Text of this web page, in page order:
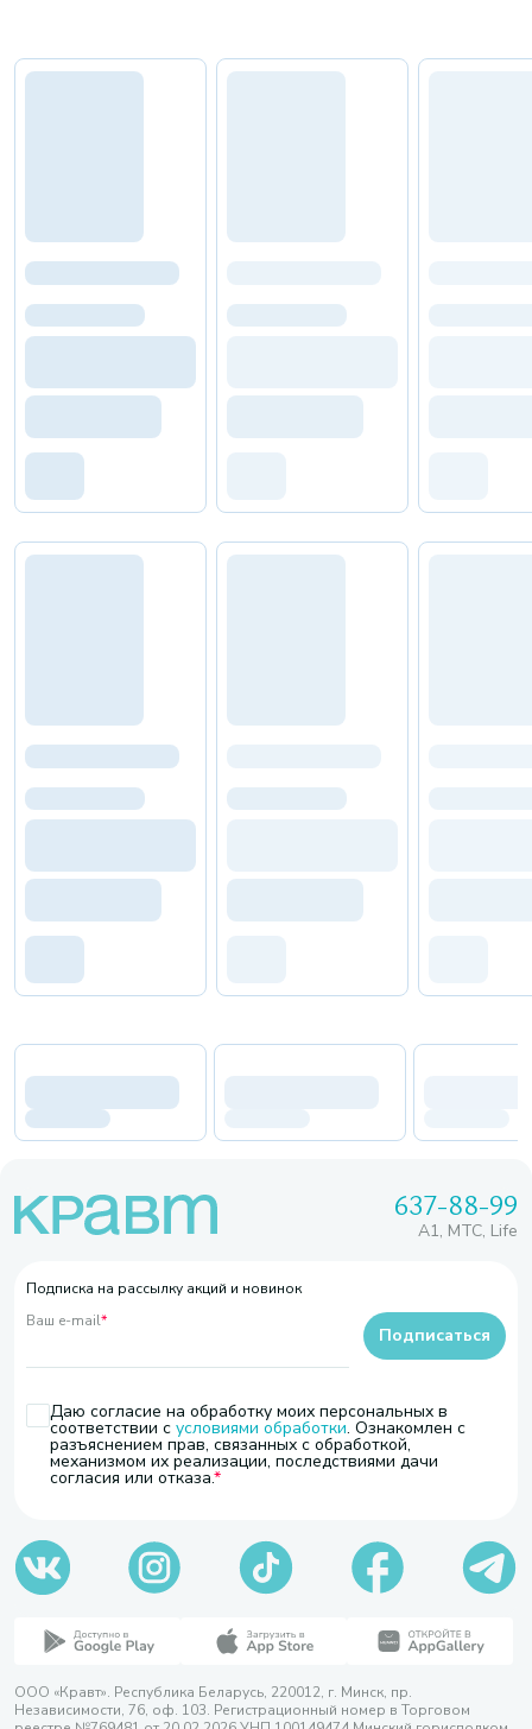
637-88-99
A1, МТС, Life
Подписка на рассылку акций и новинок
Ваш e-mail*
Даю согласие на обработку моих персональных в
соответствии с условиями обработки. Ознакомлен с
разъяснением прав, связанных с обработкой,
механизмом их реализации, последствиями дачи
согласия или отказа.
Подписаться
ООО «Кравт». Республика Беларусь, 220012, г. Минск, пр.
Независимости, 76, оф. 103. Регистрационный номер в Торговом